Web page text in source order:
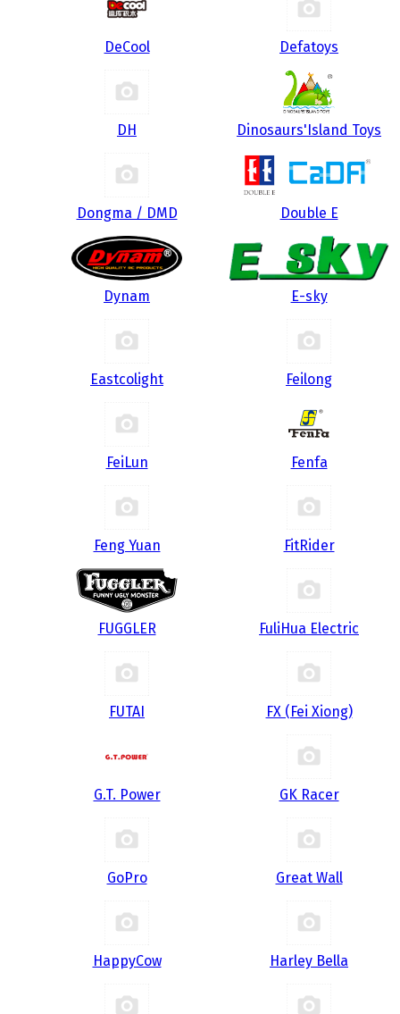
DeCool Defatoys
DH Dinosaurs'Island Toys
Dongma / DMD Double E
Dynam E-sky
Eastcolight Feilong
FeiLun Fenfa
Feng Yuan FitRider
FUGGLER FuliHua Electric
FUTAI FX (Fei Xiong)
G.T. Power GK Racer
GoPro Great Wall
HappyCow Harley Bella